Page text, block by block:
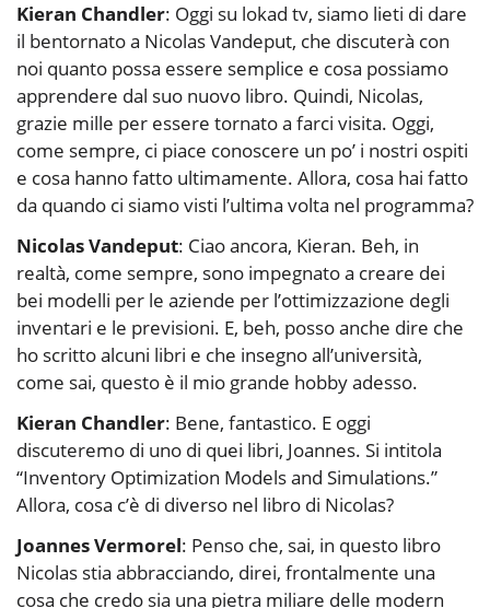
Kieran Chandler: Oggi su lokad tv, siamo lieti di dare
il bentornato a Nicolas Vandeput, che discuterà con
noi quanto possa essere semplice e cosa possiamo
apprendere dal suo nuovo libro. Quindi, Nicolas,
grazie mille per essere tornato a farci visita. Oggi,
come sempre, ci piace conoscere un po’ i nostri ospiti
e cosa hanno fatto ultimamente. Allora, cosa hai fatto
da quando ci siamo visti l’ultima volta nel programma?
Nicolas Vandeput: Ciao ancora, Kieran. Beh, in
realtà, come sempre, sono impegnato a creare dei
bei modelli per le aziende per l’ottimizzazione degli
inventari e le previsioni. E, beh, posso anche dire che
ho scritto alcuni libri e che insegno all’università,
come sai, questo è il mio grande hobby adesso.
Kieran Chandler: Bene, fantastico. E oggi
discuteremo di uno di quei libri, Joannes. Si intitola
“Inventory Optimization Models and Simulations.”
Allora, cosa c’è di diverso nel libro di Nicolas?
Joannes Vermorel: Penso che, sai, in questo libro
Nicolas stia abbracciando, direi, frontalmente una
cosa che credo sia una pietra miliare delle modern